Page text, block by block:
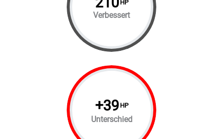
HP
Verbessert
+39 HP
Unterschied